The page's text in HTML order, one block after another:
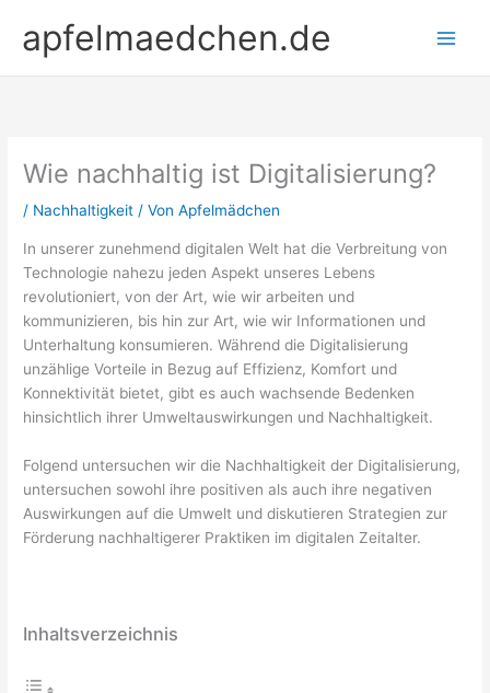
Inhalt
springen
apfelmaedchen.de
Wie nachhaltig ist Digitalisierung?
/ Nachhaltigkeit / VonApfelmädchen
In unserer zunehmend digitalen Welt hat die Verbreitung von
Technologie nahezu jeden Aspekt unseres Lebens
revolutioniert, von der Art, wie wir arbeiten und
kommunizieren, bis hin zur Art, wie wir Informationen und
Unterhaltung konsumieren. Während die Digitalisierung
unzählige Vorteile in Bezug auf Effizienz, Komfort und
Konnektivität bietet, gibt es auch wachsende Bedenken
hinsichtlich ihrer Umweltauswirkungen und Nachhaltigkeit.
Folgend untersuchen wir die Nachhaltigkeit der Digitalisierung,
untersuchen sowohl ihre positiven als auch ihre negativen
Auswirkungen auf die Umwelt und diskutieren Strategien zur
Förderung nachhaltigerer Praktiken im digitalen Zeitalter.
Inhaltsverzeichnis